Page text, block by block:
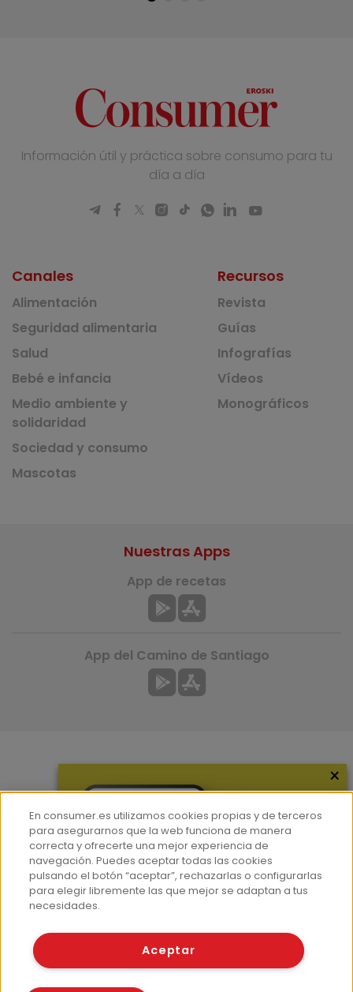
Información útil y práctica sobre consumo para tu
día a día
Canales
Alimentación
Seguridad alimentaria
Salud
Bebé e infancia
Medio ambiente y
solidaridad
Sociedad y consumo
Mascotas
Recursos
Revista
Guías
Infografías
Vídeos
Monográficos
Hemeroteca
Contacto
Prensa
Corpus Lingüístico Consumer
Nuestras Apps
App de recetas
App del Camino de Santiago
© Fundación EROSKI
Políticas de cookies
×
En consumer.es utilizamos cookies propias y de terceros
para asegurarnos que la web funciona de manera
correcta y ofrecerte una mejor experiencia de
navegación. Puedes aceptar todas las cookies
pulsando el botón “aceptar”, rechazarlas o configurarlas
para elegir libremente las que mejor se adaptan a tus
necesidades.
Aceptar